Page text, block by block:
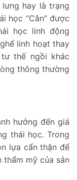
hay là trạng
học “Cân” được
học linh động
linh hoạt thay
thế ngồi khác
thông thường
hưởng đến giá
thái học. Trong
lựa cẩn thận để
mỹ của sản